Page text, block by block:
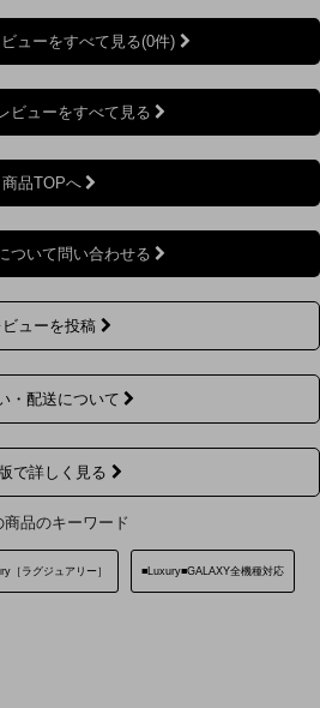
ューをすべて見る(0件)
ビューをすべて見る
商品TOPへ
ついて問い合わせる
ビューを投稿
・配送について
で詳しく見る
商品のキーワード
［ラグジュアリー］ ■Luxury■GALAXY全機種対応